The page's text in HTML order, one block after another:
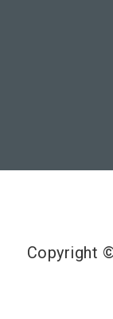
Copyright